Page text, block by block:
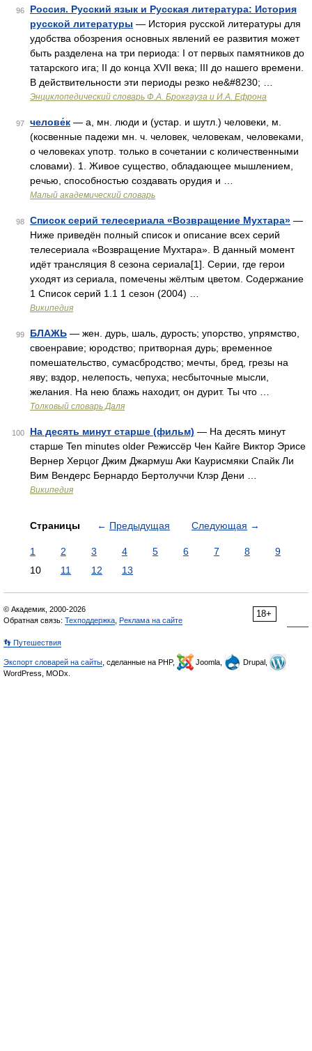
96
Россия. Русский язык и Русская литература: История
русской литературы — История русской литературы для
удобства обозрения основных явлений ее развития может
быть разделена на три периода: I от первых памятников до
татарского ига; II до конца XVII века; III до нашего времени.
В действительности эти периоды резко не&#8230; …
Энциклопедический словарь Ф.А. Брокгауза и И.А. Ефрона
97 челове́к — а, мн. люди и (устар. и шутл.) человеки, м.
(косвенные падежи мн. ч. человек, человекам, человеками,
о человеках употр. только в сочетании с количественными
словами). 1. Живое существо, обладающее мышлением,
речью, способностью создавать орудия и …
Малый академический словарь
98 Список серий телесериала «Возвращение Мухтара» —
Ниже приведён полный список и описание всех серий
телесериала «Возвращение Мухтара». В данный момент
идёт трансляция 8 сезона сериала[1]. Серии, где герои
уходят из сериала, помечены жёлтым цветом. Содержание
1 Список серий 1.1 1 сезон (2004) …
Википедия
99 БЛАЖЬ — жен. дурь, шаль, дурость; упорство, упрямство,
своенравие; юродство; притворная дурь; временное
помешательство, сумасбродство; мечты, бред, грезы на
яву; вздор, нелепость, чепуха; несбыточные мысли,
желания. На нею блажь находит, он дурит. Ты что …
Толковый словарь Даля
100 На десять минут старше (фильм) — На десять минут
старше Ten minutes older Режиссёр Чен Кайге Виктор Эрисе
Вернер Херцог Джим Джармуш Аки Каурисмяки Спайк Ли
Вим Вендерс Бернардо Бертолуччи Клэр Дени …
Википедия
Страницы ← Предыдущая Следующая →
1 2 3 4 5 6 7 8
9
10
11 12 13
18+
© Академик, 2000-2026
Обратная связь: Техподдержка Реклама на сайте
👣 Путешествия
Экспорт словарей на сайты , сделанные на PHP, Joomla,
Drupal,
WordPress, MODx.